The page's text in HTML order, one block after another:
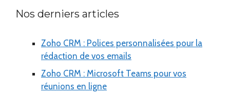
Nos derniers articles
Zoho CRM : Polices personnalisées pour la
rédaction de vos emails
Zoho CRM : Microsoft Teams pour vos
réunions en ligne